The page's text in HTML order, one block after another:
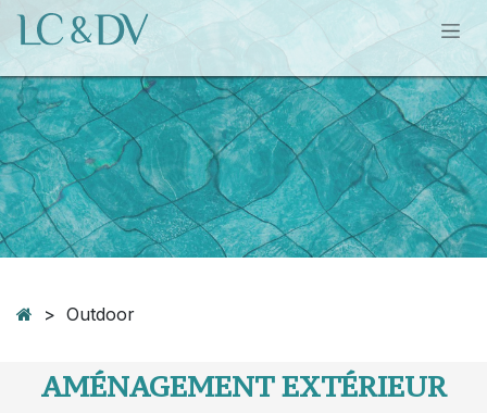
Se rendre au contenu
> Outdoor
AMÉNAGEMENT EXTÉRIEUR